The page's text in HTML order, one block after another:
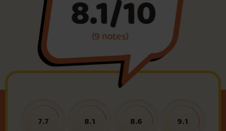
Foire aux questions
Me connecter
8.1/10
(9 notes)
7.7 8.1 8.6 9.1